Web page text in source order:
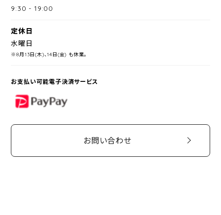
9:30 -19:00
定休日
水曜日
※8月13日(木)、14日(金) も休業。
お支払い可能電子決済サービス
PayPay
お問い合わせ